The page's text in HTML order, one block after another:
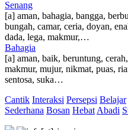
Senang
[a] aman, bahagia, bangga,
bungah, camar, ceria, doyan,
dada, lega, makmur,…
Bahagia
[a] aman, baik, beruntung,
makmur, mujur, nikmat, puas,
sentosa, suka…
Cantik Interaksi Persepsi Belajar
Sederhana Bosan HebatAbadi